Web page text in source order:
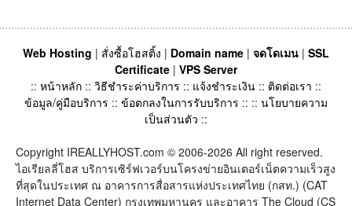
Web Hosting | สั่งซื้อโฮสติ้ง | Domain name | จดโดเมน | SSL
Certificate | VPS Server
:: หน้าหลัก :: วิธีชำระค่าบริการ :: แจ้งชำระเงิน :: ติดต่อเรา ::
ข้อมูล/คู่มือบริการ :: ข้อตกลงในการรับบริการ :: :: นโยบายความ
เป็นส่วนตัว ::
Copyright IREALLYHOST.com © 2006-2026 All right reserved.
ไอเรียลลี่โฮส บริการเซิร์ฟเวอร์บนโครงข่ายอินเตอร์เน็ตความเร็วสูง
ที่สุดในประเทศ ณ อาคารการสื่อสารแห่งประเทศไทย (กสท.) (CAT
Internet Data Center) กรุงเทพมหานคร และอาคาร The Cloud (CS